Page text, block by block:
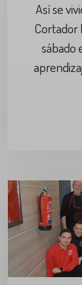
Así se
Cortador
sábado